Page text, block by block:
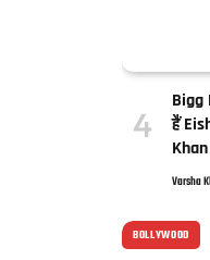
Bigg
हैं
Khan
Varsha
BOLLYWOOD